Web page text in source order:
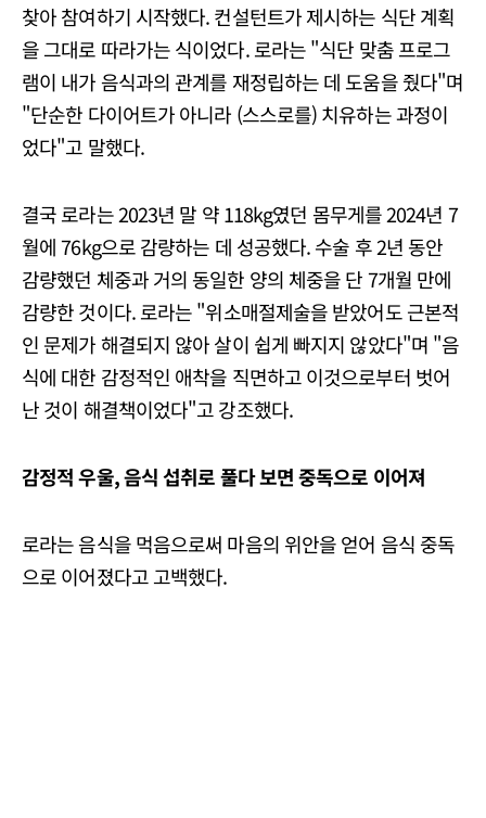
찾아 참여하기 시작했다. 컨설턴트가 제시하는 식단 계획
을 그대로 따라가는 식이었다. 로라는 "식단 맞춤 프로그
램이 내가 음식과의 관계를 재정립하는 데 도움을 줬다"며
"단순한 다이어트가 아니라 (스스로를) 치유하는 과정이
었다"고 말했다.
결국 로라는 2023년 말 약 118kg였던 몸무게를 2024년 7
월에 76kg으로 감량하는 데 성공했다. 수술 후 2년 동안
감량했던 체중과 거의 동일한 양의 체중을 단 7개월 만에
감량한 것이다. 로라는 "위소매절제술을 받았어도 근본적
인 문제가 해결되지 않아 살이 쉽게 빠지지 않았다"며 "음
식에 대한 감정적인 애착을 직면하고 이것으로부터 벗어
난 것이 해결책이었다"고 강조했다.
감정적 우울, 음식 섭취로 풀다 보면 중독으로 이어져
로라는 음식을 먹음으로써 마음의 위안을 얻어 음식 중독
으로 이어졌다고 고백했다.